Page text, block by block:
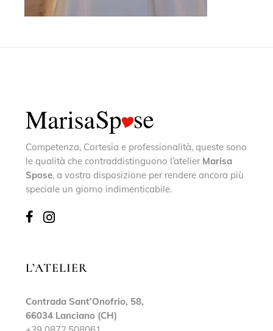
Competenza, Cortesia e professionalità, queste sono
le qualità che contraddistinguono l’atelier Marisa
Spose, a vostra disposizione per rendere ancora più
speciale un giorno indimenticabile.
L’ATELIER
Contrada Sant’Onofrio, 58,
66034 Lanciano (CH)